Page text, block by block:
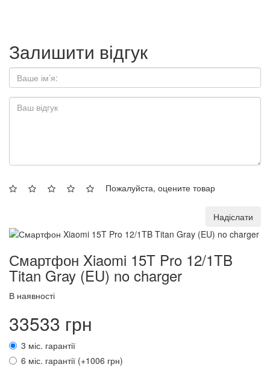
Залишити відгук
Пожалуйста, оцените товар
Надіслати
Смартфон Xiaomi 15T Pro 12/1TB
Titan Gray (EU) no charger
В наявності
33533 грн
3 міс. гарантії
6 міс. гарантії (+1006 грн)